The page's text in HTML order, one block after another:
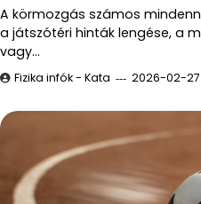
A körmozgás számos
a játszótéri hinták lengése, a
vagy…
Fizika infók - Kata 2026-02-27